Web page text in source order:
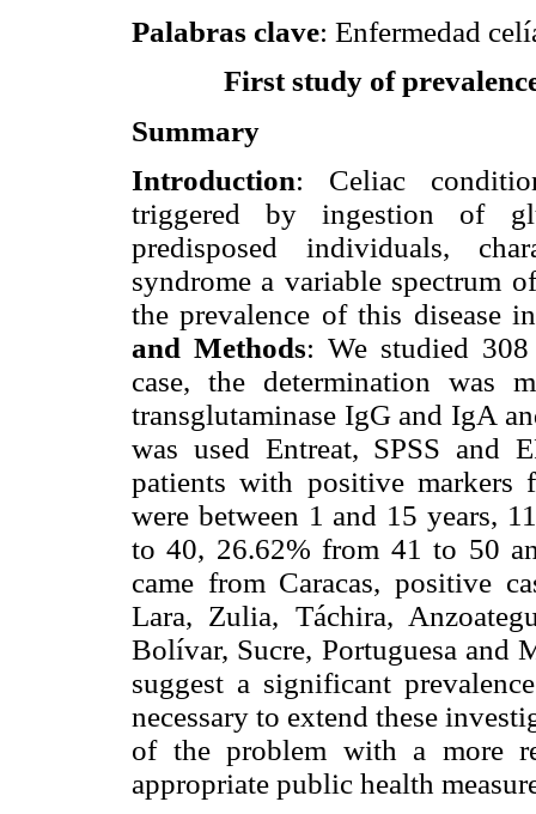
Palabras clave: Enfermedad
First study of
Summary
Introduction: Celiac
triggered by ingestion of
predisposed individuals,
syndrome a variable spectrum
the prevalence of this disease
and Methods: We studied
case, the determination was
transglutaminase IgG and IgA
was used Entreat, SPSS and
patients with positive
were between 1 and 15 years,
to 40, 26.62% from 41 to 50
came from Caracas, positive
Lara, Zulia, Táchira,
Bolívar, Sucre, Portuguesa and
suggest a significant
necessary to extend these
of the problem with a more
appropriate public health